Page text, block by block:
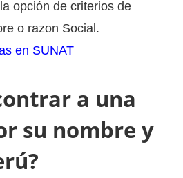
opción de criterios de
o razon Social.
en SUNAT
a una
su nombre y